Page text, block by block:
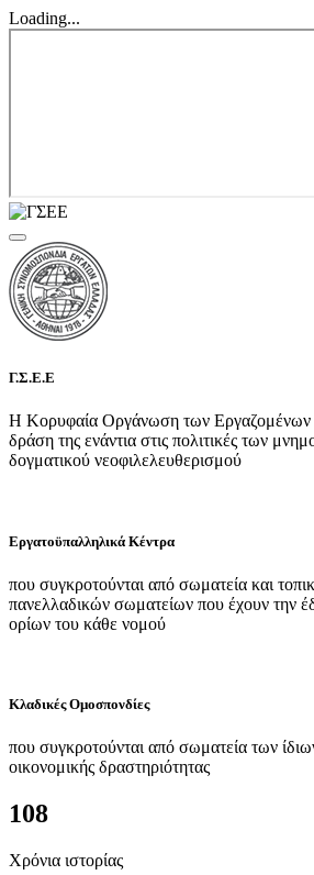
Loading...
Γ.Σ.Ε.Ε
Η Κορυφαία Οργάνωση των Εργαζομένων
δράση της ενάντια στις πολιτικές των
δογματικού νεοφιλελευθερισμού
Εργατοϋπαλληλικά Κέντρα
που συγκροτούνται από σωματεία και
πανελλαδικών σωματείων που έχουν την
ορίων του κάθε νομού
Κλαδικές Ομοσπονδίες
που συγκροτούνται από σωματεία των
οικονομικής δραστηριότητας
108
Χρόνια ιστορίας